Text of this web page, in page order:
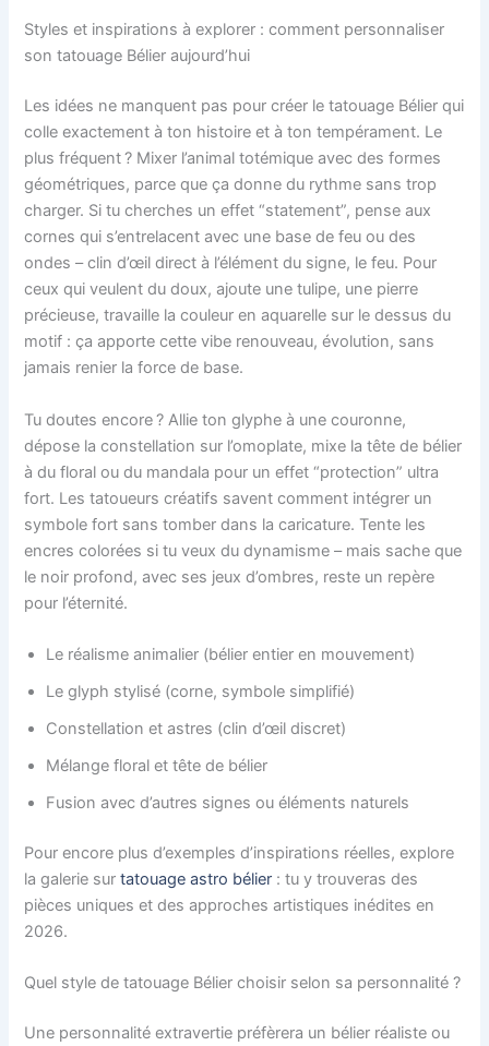
Styles et inspirations à explorer : comment personnaliser
son tatouage Bélier aujourd’hui
Les idées ne manquent pas pour créer le tatouage Bélier qui
colle exactement à ton histoire et à ton tempérament. Le
plus fréquent ? Mixer l’animal totémique avec des formes
géométriques, parce que ça donne du rythme sans trop
charger. Si tu cherches un effet “statement”, pense aux
cornes qui s’entrelacent avec une base de feu ou des
ondes – clin d’œil direct à l’élément du signe, le feu. Pour
ceux qui veulent du doux, ajoute une tulipe, une pierre
précieuse, travaille la couleur en aquarelle sur le dessus du
motif : ça apporte cette vibe renouveau, évolution, sans
jamais renier la force de base.
Tu doutes encore ? Allie ton glyphe à une couronne,
dépose la constellation sur l’omoplate, mixe la tête de bélier
à du floral ou du mandala pour un effet “protection” ultra
fort. Les tatoueurs créatifs savent comment intégrer un
symbole fort sans tomber dans la caricature. Tente les
encres colorées si tu veux du dynamisme – mais sache que
le noir profond, avec ses jeux d’ombres, reste un repère
pour l’éternité.
Le réalisme animalier (bélier entier en mouvement)
Le glyph stylisé (corne, symbole simplifié)
Constellation et astres (clin d’œil discret)
Mélange floral et tête de bélier
Fusion avec d’autres signes ou éléments naturels
Pour encore plus d’exemples d’inspirations réelles, explore
la galerie surtatouage astro bélier : tu y trouveras des
pièces uniques et des approches artistiques inédites en
2026.
Quel style de tatouage Bélier choisir selon sa personnalité ?
Une personnalité extravertie préfèrera un bélier réaliste ou